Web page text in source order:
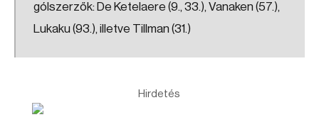
gólszerzők: De Ketelaere (9., 33.), Vanaken (57.),
Lukaku (93.), illetve Tillman (31.)
Hirdetés